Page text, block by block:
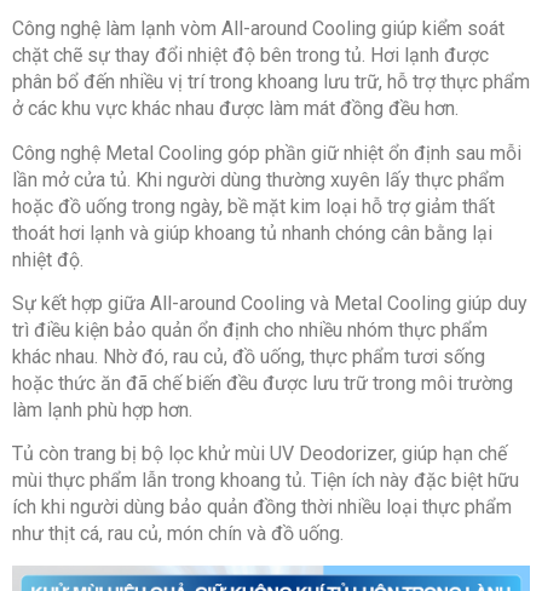
Công nghệ làm lạnh vòm All-around Cooling giúp kiểm soát
chặt chẽ sự thay đổi nhiệt độ bên trong tủ. Hơi lạnh được
phân bổ đến nhiều vị trí trong khoang lưu trữ, hỗ trợ thực phẩm
ở các khu vực khác nhau được làm mát đồng đều hơn.
Công nghệ Metal Cooling góp phần giữ nhiệt ổn định sau mỗi
lần mở cửa tủ. Khi người dùng thường xuyên lấy thực phẩm
hoặc đồ uống trong ngày, bề mặt kim loại hỗ trợ giảm thất
thoát hơi lạnh và giúp khoang tủ nhanh chóng cân bằng lại
nhiệt độ.
Sự kết hợp giữa All-around Cooling và Metal Cooling giúp duy
trì điều kiện bảo quản ổn định cho nhiều nhóm thực phẩm
khác nhau. Nhờ đó, rau củ, đồ uống, thực phẩm tươi sống
hoặc thức ăn đã chế biến đều được lưu trữ trong môi trường
làm lạnh phù hợp hơn.
Tủ còn trang bị bộ lọc khử mùi UV Deodorizer, giúp hạn chế
mùi thực phẩm lẫn trong khoang tủ. Tiện ích này đặc biệt hữu
ích khi người dùng bảo quản đồng thời nhiều loại thực phẩm
như thịt cá, rau củ, món chín và đồ uống.